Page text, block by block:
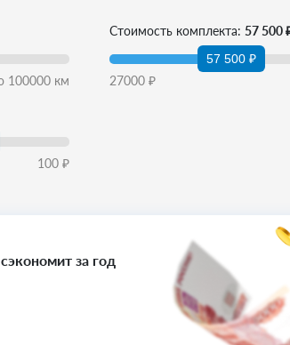
100000км
Стоимость комплекта: 57 500
57 500 ₽
27000₽
100₽
за год